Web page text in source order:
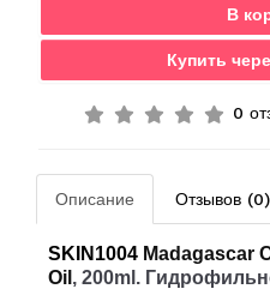
В
Купить
0
Описание Отзывов (0)
SKIN1004 Madagascar
Oil , 200ml.